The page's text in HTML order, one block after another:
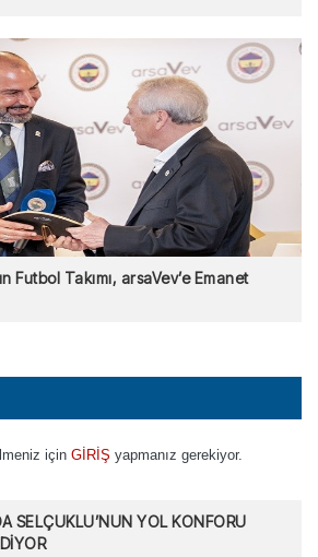
Futbol Takımı, arsaVev’e Emanet
için GİRİŞ yapmanız gerekiyor.
SELÇUKLU’NUN YOL KONFORU